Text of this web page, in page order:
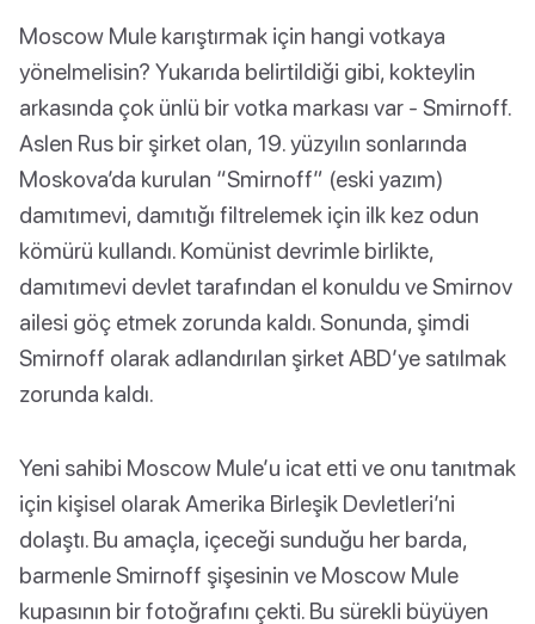
Moscow Mule karıştırmak için hangi votkaya
yönelmelisin? Yukarıda belirtildiği gibi, kokteylin
arkasında çok ünlü bir votka markası var - Smirnoff.
Aslen Rus bir şirket olan, 19. yüzyılın sonlarında
Moskova’da kurulan “Smirnoff” (eski yazım)
damıtımevi, damıtığı filtrelemek için ilk kez odun
kömürü kullandı. Komünist devrimle birlikte,
damıtımevi devlet tarafından el konuldu ve Smirnov
ailesi göç etmek zorunda kaldı. Sonunda, şimdi
Smirnoff olarak adlandırılan şirket ABD’ye satılmak
zorunda kaldı.
Yeni sahibi Moscow Mule’u icat etti ve onu tanıtmak
için kişisel olarak Amerika Birleşik Devletleri’ni
dolaştı. Bu amaçla, içeceği sunduğu her barda,
barmenle Smirnoff şişesinin ve Moscow Mule
kupasının bir fotoğrafını çekti. Bu sürekli büyüyen